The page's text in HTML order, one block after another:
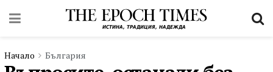
Начало България